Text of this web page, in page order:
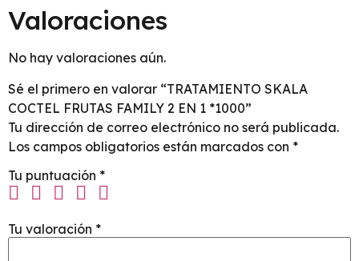
Valoraciones
No hay valoraciones aún.
Sé el primero en valorar “TRATAMIENTO SKALA
COCTEL FRUTAS FAMILY 2 EN 1 *1000”
Tu dirección de correo electrónico no será publicada.
Los campos obligatorios están marcados con *
Tu puntuación *
Tu valoración *